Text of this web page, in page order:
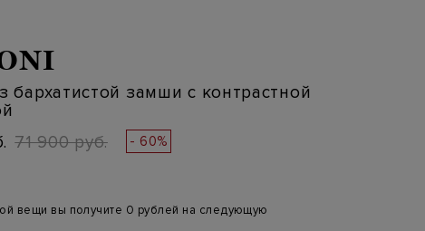
бархатистой замши с контрастной
71 900 руб. - 60%
вещи вы получите 0 рублей на следующую